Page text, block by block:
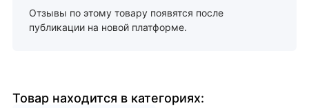
Отзывы по этому товару появятся после
публикации на новой платформе.
Товар находится в категориях: